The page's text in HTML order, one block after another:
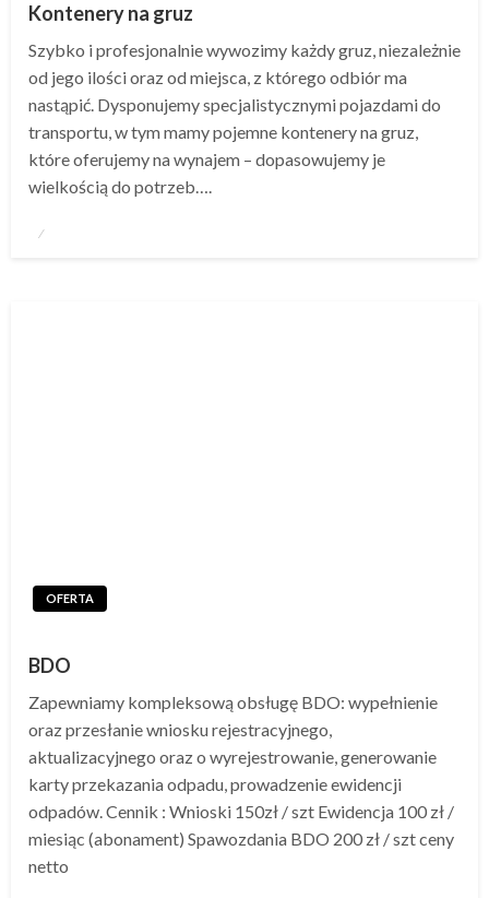
Kontenery na gruz
Szybko i profesjonalnie wywozimy każdy gruz, niezależnie
od jego ilości oraz od miejsca, z którego odbiór ma
nastąpić. Dysponujemy specjalistycznymi pojazdami do
transportu, w tym mamy pojemne kontenery na gruz,
które oferujemy na wynajem – dopasowujemy je
wielkością do potrzeb….
Napisano
OFERTA
BDO
Zapewniamy kompleksową obsługę BDO: wypełnienie
oraz przesłanie wniosku rejestracyjnego,
aktualizacyjnego oraz o wyrejestrowanie, generowanie
karty przekazania odpadu, prowadzenie ewidencji
odpadów. Cennik : Wnioski 150zł / szt Ewidencja 100 zł /
miesiąc (abonament) Spawozdania BDO 200 zł / szt ceny
netto